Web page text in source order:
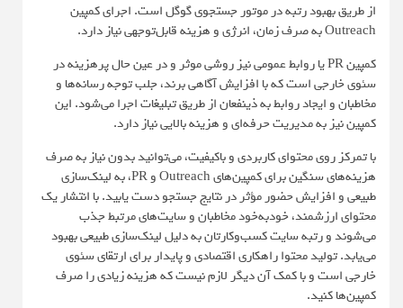
از طریق بهبود رتبه در موتور جستجوی گوگل است. اجرای کمپین
Outreach به صرف زمان، انرژی و هزینه قابل‌توجهی نیاز دارد.
کمپین PR یا روابط عمومی نیز روشی موثر و در عین حال پرهزینه در
سئوی خارجی است که با افزایش آگاهی برند، جلب توجه رسانه‌ها و
مخاطبان و ایجاد روابط به ذینفعان از طریق تبلیغات اجرا می‌شود. این
کمپین نیز به مدیریت حرفه‌ای و هزینه بالایی نیاز دارد.
با تمرکز روی محتوای کاربردی و باکیفیت، می‌توانید بدون نیاز به صرف
هزینه‌های سنگین برای کمپین‌های Outreach و PR، به لینک‌سازی
طبیعی و افزایش حضور مؤثر در نتایج جستجو دست یابید. با انتشار یک
محتوای ارزشمند، خودبه‌خود مخاطبان و سایت‌های مرتبط جذب
می‌شوند و رتبه سایت کسب‌وکارتان به دلیل لینک‌‌سازی طبیعی بهبود
می‌یابد. تولید محتوا راهکاری اقتصادی و پایدار برای ارتقای سئوی
خارجی است و با کمک آن دیگر لازم نیست که هزینه زیادی را صرف
کمپین‌ها کنید.